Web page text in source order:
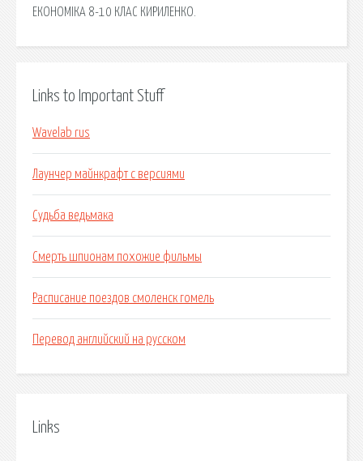
ЕКОНОМІКА 8-10 КЛАС КИРИЛЕНКО.
Links to Important Stuff
Wavelab rus
Лаунчер майнкрафт с версиями
Судьба ведьмака
Смерть шпионам похожие фильмы
Расписание поездов смоленск гомель
Перевод английский на русском
Links